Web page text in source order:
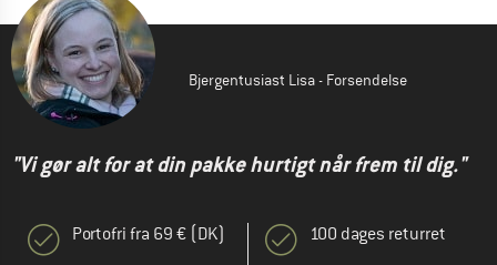
Bjergentusiast Lisa - Forsendelse
"Vi gør alt for at din pakke hurtigt når frem til dig."
Portofri fra 69 € (DK)
100 dages returret